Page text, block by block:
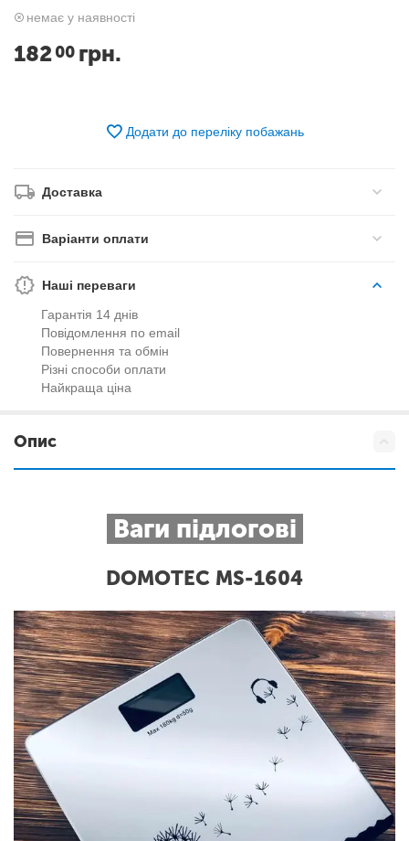
немає у наявності
18200 грн.
Додати до переліку побажань
Доставка
Варіанти оплати
Наші переваги
Гарантія 14 днів
Повідомлення по email
Повернення та обмін
Різні способи оплати
Найкраща ціна
Опис
Ваги підлогові
DOMOTEC MS-1604